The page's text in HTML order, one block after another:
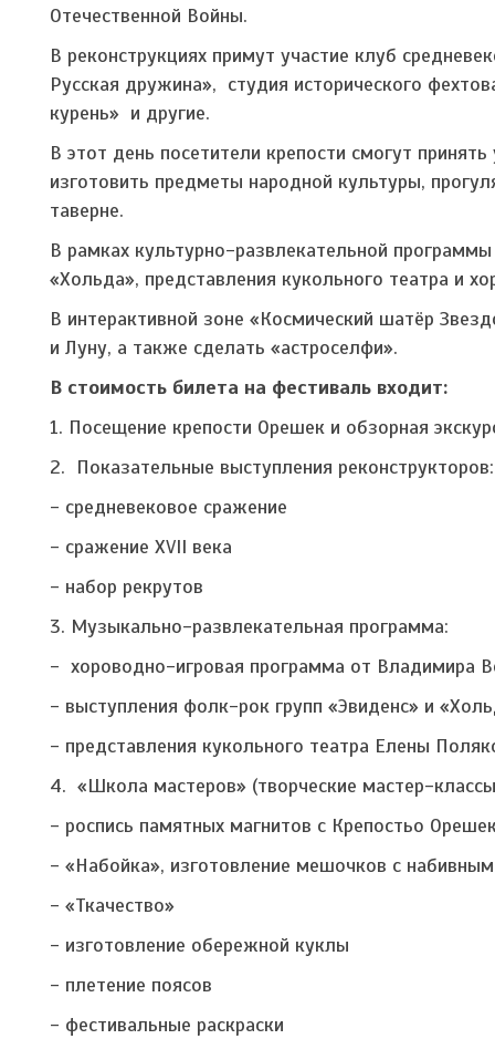
Отечественной Войны.
В реконструкциях примут участие клуб
Русская дружина», студия исторического
курень» и другие.
В этот день посетители крепости смогут
изготовить предметы народной культуры,
таверне.
В рамках культурно-развлекательной
«Хольда», представления кукольного театра и
В интерактивной зоне «Космический шатёр
и Луну, а также сделать «астроселфи».
В стоимость билета на фестиваль входит:
1. Посещение крепости Орешек и обзорная
2. Показательные выступления реконструкторов:
- средневековое сражение
- сражение XVII века
- набор рекрутов
3. Музыкально-развлекательная программа:
- хороводно-игровая программа от Владимира
- выступления фолк-рок групп «Эвиденс» и
- представления кукольного театра Елены
4. «Школа мастеров» (творческие мастер-
- роспись памятных магнитов с Крепостьо
- «Набойка», изготовление мешочков с
- «Ткачество»
- изготовление обережной куклы
- плетение поясов
- фестивальные раскраски